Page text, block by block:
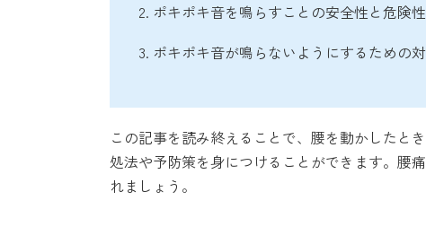
2. ポキポキ音を鳴らすことの安全性と危険性
3. ポキポキ音が鳴らないようにするための
この記事を読み終えることで、腰を動かしたと
処法や予防策を身につけることができます。腰
れましょう。